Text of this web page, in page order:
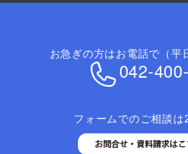
お急ぎの方はお電話で（平
042-
フォームでのご相談は